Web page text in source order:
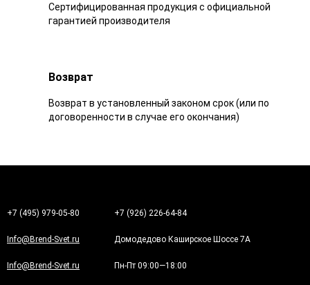
Сертифицированная продукция с официальной
гарантией производителя
Возврат
Возврат в установленный законом срок (или по
договоренности в случае его окончания)
+7 (495) 979-05-80 +7 (926) 226-64-84
Info@Brend-Svet.ru Домодедово Каширское Шоссе 7А
Info@Brend-Svet.ru Пн-Пт 09:00—18:00